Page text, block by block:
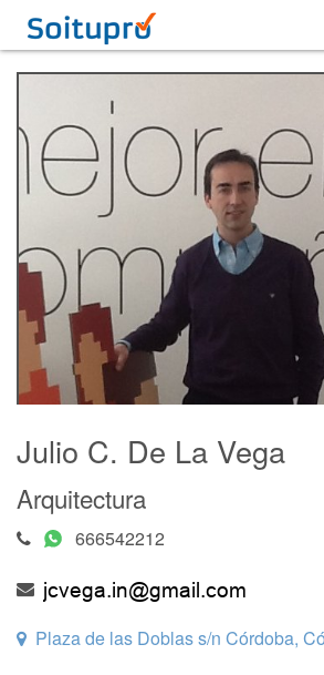
Recomendar
Registrarse
Iniciar sesión
Julio C. De La Vega
Arquitectura
666542212
Plaza de las Doblas s/n Córdoba,